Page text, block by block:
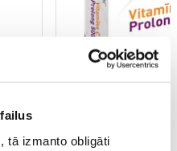
tā izmanto obligāti
1+1
30 gab.